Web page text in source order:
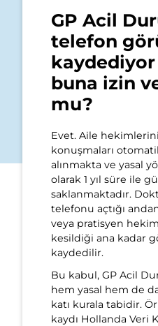
GP Acil
telefon
buna izin
mu?
Evet. Aile
konuşmaları
alınmakta ve yasal
olarak 1 yıl süre ile
saklanmaktadır.
telefonu açtığı
veya pratisyen
kesildiği ana kadar
kaydedilir.
Bu kabul, GP Acil
hem yasal hem de
katı kurala tabidir.
kaydı Hollanda Veri